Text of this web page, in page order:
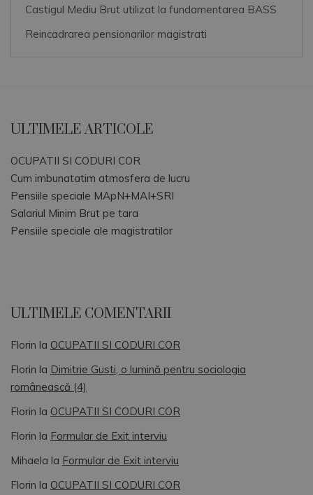
Castigul Mediu Brut utilizat la fundamentarea BASS
Reincadrarea pensionarilor magistrati
ULTIMELE ARTICOLE
OCUPATII SI CODURI COR
Cum imbunatatim atmosfera de lucru
Pensiile speciale MApN+MAI+SRI
Salariul Minim Brut pe tara
Pensiile speciale ale magistratilor
ULTIMELE COMENTARII
Florin la OCUPATII SI CODURI COR
Florin la Dimitrie Gusti, o lumină pentru sociologia
românească (4)
Florin la OCUPATII SI CODURI COR
Florin la Formular de Exit interviu
Mihaela la Formular de Exit interviu
Florin la OCUPATII SI CODURI COR